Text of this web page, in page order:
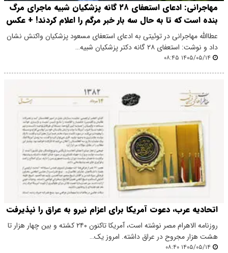
مهاجرانی: ادعای استعفای ۲۸ گانه پزشکیان شبیه ماجرای مرگ
بنده است که تا به حال سه بار خبر مرگم را اعلام کردند! + عکس
عطاالله مهاجرانی در توئیتی به ادعای استعفای مسعود پزشکیان واکنش نشان
داد و نوشت: استعفای ۲۸ گانه دکتر پزشکیان شبیه…
۱۴۰۵/۰۵/۱۴ ۰۸:۴۵
اتحادیه عرب، دعوت‌ آمریکا برای اعزام نیرو به عراق را نپذیرفت
روزنامه الاهرام مصر نوشته است، آمریکا تاکنون ۲۴۰ کشته و بین چهار هزار تا
هشت هزار مجروح در عراق داشته. امروز یک…
۱۴۰۵/۰۵/۱۴ ۰۸:۴۰